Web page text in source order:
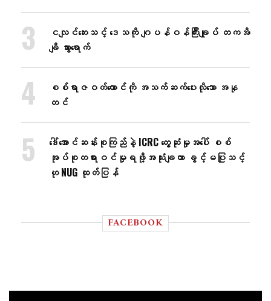
ငလျင်ဘေးသင့် ဒေသကို ဂျပန်ဝန်ကြီးချုပ် တကအိ
ချိ သွားရောက်
စစ်ရာဇဝတ်ကောင်ကို အသက်ဆက်ပေးလိုသော အနု
တင်
ဒေါ်အောင်ဆန်းစုကြည်နဲ့ ICRC တွေ့ဆုံမှုအပေါ် စစ်
အုပ်စုတရားဝင်မှုရဖို့အသုံးချတာ ခွင့်မပြုသင့်
ဟု NUG ထုတ်ပြန်
FACEBOOK